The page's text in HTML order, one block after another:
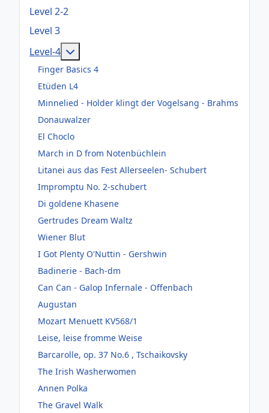
Level 2-2
Level 3
Level-4
Finger Basics 4
Etüden L4
Minnelied - Holder klingt der Vogelsang - Brahms
Donauwalzer
El Choclo
March in D from Notenbüchlein
Litanei aus das Fest Allerseelen- Schubert
Impromptu No. 2-schubert
Di goldene Khasene
Gertrudes Dream Waltz
Wiener Blut
I Got Plenty O'Nuttin - Gershwin
Badinerie - Bach-dm
Can Can - Galop Infernale - Offenbach
Augustan
Mozart Menuett KV568/1
Leise, leise fromme Weise
Barcarolle, op. 37 No.6 , Tschaikovsky
The Irish Washerwomen
Annen Polka
The Gravel Walk